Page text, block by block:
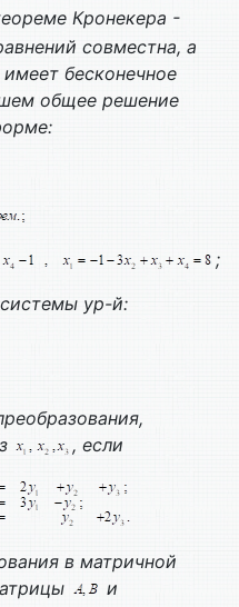
Кронекера -
совместна, а
бесконечное
общее решение
;
ур-й:
, если
в матричной
и